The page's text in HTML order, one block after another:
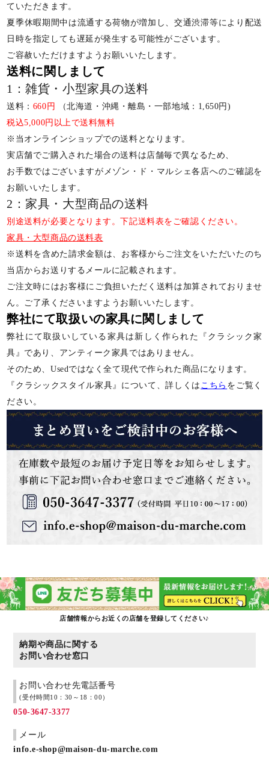
ていただきます。
夏季休暇期間中は流通する荷物が増加し、交通渋滞等により配送
日時を指定しても遅延が発生する可能性がございます。
ご容赦いただけますようお願いいたします。
送料に関しまして
1：雑貨・小型家具の送料
送料： 660円
（北海道・沖縄・離島・一部地域：1,650円)
税込5,000円以上で送料無料
※当オンラインショップでの送料となります。
実店舗でご購入された場合の送料は店舗毎で異なるため、
お手数ではございますがメゾン・ド・マルシェ各店へのご確認を
お願いいたします。
2：家具・大型商品の送料
別途送料が必要となります。下記送料表をご確認ください。
家具・大型商品の送料表
※送料を含めた請求金額は、お客様からご注文をいただいたのち
当店からお送りするメールに記載されます。
ご注文時にはお客様にご負担いただく送料は加算されておりませ
ん。ご了承くださいますようお願いいたします。
弊社にて取扱いの家具に関しまして
弊社にて取扱いしている家具は新しく作られた『クラシック家
具』であり、アンティーク家具ではありません。
そのため、Usedではなく全て現代で作られた商品になります。
『クラシックスタイル家具』について、詳しくは こちら をご覧く
ださい。
店舗情報からお近くの店舗を登録してください♪
納期や商品に関する
お問い合わせ窓口
お問い合わせ先電話番号
(受付時間10：30～18：00）
050-3647-3377
メール
info.e-shop@maison-du-marche.com